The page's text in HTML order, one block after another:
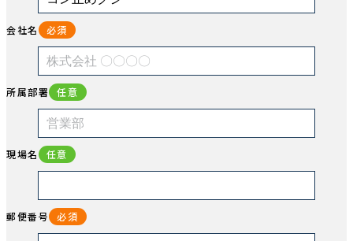
会社名 必須
所属部署 任意
現場名 任意
郵便番号 必須